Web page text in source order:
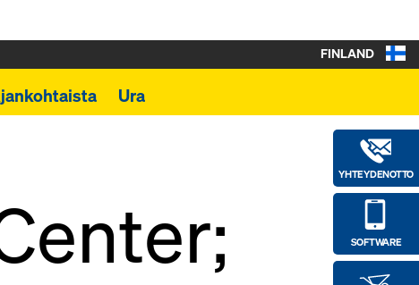
Ura
YHTEYDENOTTO
SOFTWARE
FINLAND